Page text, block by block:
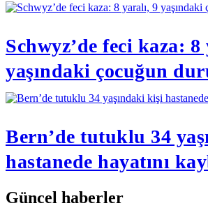
Schwyz’de feci kaza: 8
yaşındaki çocuğun
Bern’de tutuklu 34
hastanede hayatını
Güncel haberler